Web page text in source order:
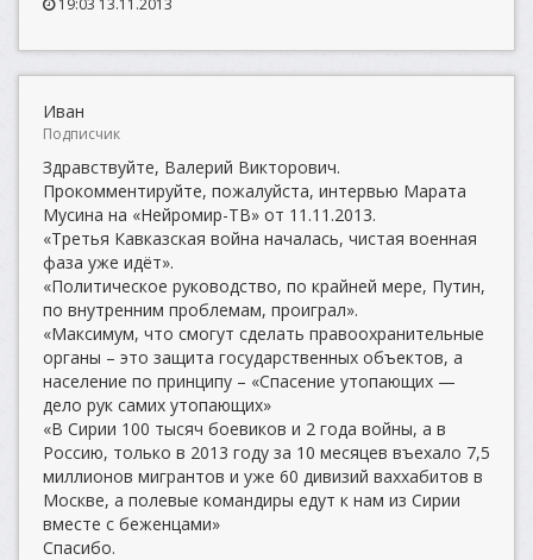
19:03 13.11.2013
Иван
Подписчик
Здравствуйте, Валерий Викторович.
Прокомментируйте, пожалуйста, интервью Марата
Мусина на «Нейромир-ТВ» от 11.11.2013.
«Третья Кавказская война началась, чистая военная
фаза уже идёт».
«Политическое руководство, по крайней мере, Путин,
по внутренним проблемам, проиграл».
«Максимум, что смогут сделать правоохранительные
органы – это защита государственных объектов, а
население по принципу – «Спасение утопающих —
дело рук самих утопающих»
«В Сирии 100 тысяч боевиков и 2 года войны, а в
Россию, только в 2013 году за 10 месяцев въехало 7,5
миллионов мигрантов и уже 60 дивизий ваххабитов в
Москве, а полевые командиры едут к нам из Сирии
вместе с беженцами»
Спасибо.